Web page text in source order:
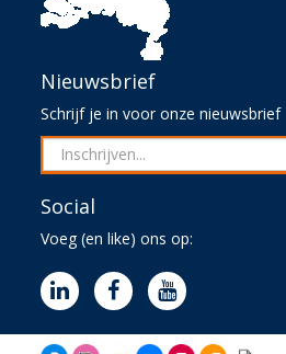
Nieuwsbrief
Schrijf je in voor onze nieuwsbrief
Social
Voeg (en like) ons op: